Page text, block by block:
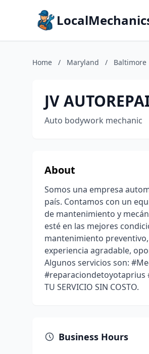
Home / Maryland / Baltimore
JV
Auto bodywork mechanic
About
Somos una empresa
país. Contamos con un
de mantenimiento y
esté en las mejores
mantenimiento
experiencia agradable,
Algunos servicios son:
#reparaciondetoyotaprius
TU SERVICIO SIN COSTO.
Business Hours